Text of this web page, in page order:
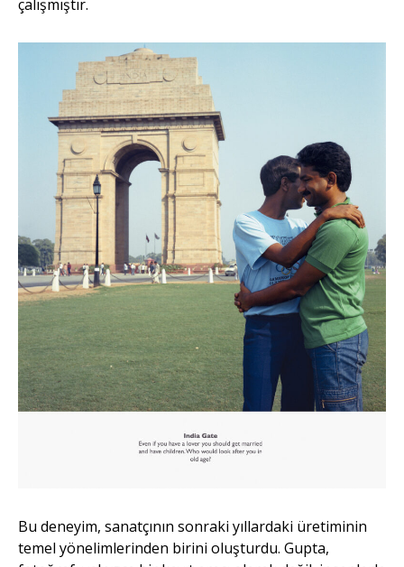
çalışmıştır.
Bu deneyim, sanatçının sonraki yıllardaki üretiminin
temel yönelimlerinden birini oluşturdu. Gupta,